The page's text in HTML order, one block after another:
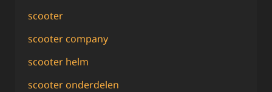
scooter
scooter company
scooter helm
scooter onderdelen